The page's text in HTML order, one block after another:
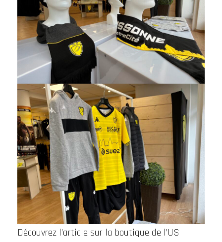
Découvrez l’article sur la boutique de l’US